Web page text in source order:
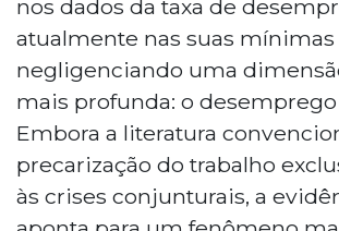
nos dados da taxa de
atualmente nas suas mínimas
negligenciando uma
mais profunda: o
Embora a literatura
precarização do trabalho
às crises conjunturais, a